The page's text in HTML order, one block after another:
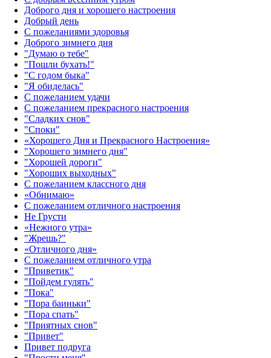
Доброго дня и хорошего настроения
Добрый день
С пожеланиями здоровья
Доброго зимнего дня
"Думаю о тебе"
"Пошли бухать!"
"С годом быка"
"Я обиделась"
С пожеланием удачи
С пожеланием прекрасного настроения
"Сладких снов"
"Споки"
«Хорошего Дня и Прекрасного Настроения»
"Хорошего зимнего дня"
"Хорошей дороги"
"Хороших выходных"
С пожеланием классного дня
«Обнимаю»
С пожеланием отличного настроения
Не Грусти
«Нежного утра»‎
"Жрешь?"
«Отличного дня»‎
С пожеланием отличного утра
"Приветик"
"Пойдем гулять"
"Пока"
"Пора баиньки"
"Пора спать"
"Приятных снов"
"Привет"
Привет подруга